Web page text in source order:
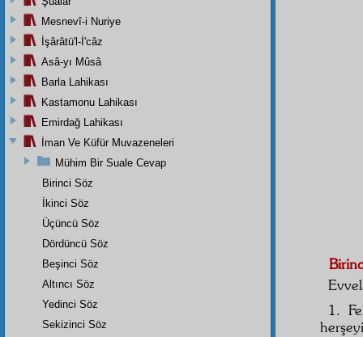
1.
Mesnevî-i Nuriye
İşârâtü'l-İ'câz
Asâ-yı Mûsâ
Barla Lahikası
Kastamonu Lahikası
Emirdağ Lahikası
İman Ve Küfür Muvazeneleri
Mühim Bir Suale Cevap
Birinci Söz
İkinci Söz
Üçüncü Söz
Dördüncü Söz
Beşinci Söz
Altıncı Söz
Yedinci Söz
Sekizinci Söz